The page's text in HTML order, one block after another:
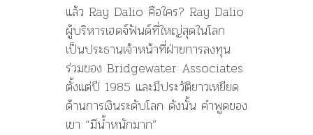
แล้ว Ray Dalio คือใคร? Ray Dalio
ผู้บริหารเฮดจ์ฟันด์ที่ใหญ่สุดในโลก
เป็นประธานเจ้าหน้าที่ฝ่ายการลงทุน
ร่วมของ Bridgewater Associates
ตั้งแต่ปี 1985 และมีประวัติยาวเหยียด
ด้านการเงินระดับโลก ดังนั้น คำพูดของ
เขา “มีน้ำหนักมาก”